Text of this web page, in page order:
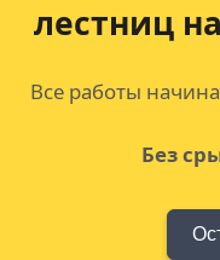
лестниц
Все работы
Без